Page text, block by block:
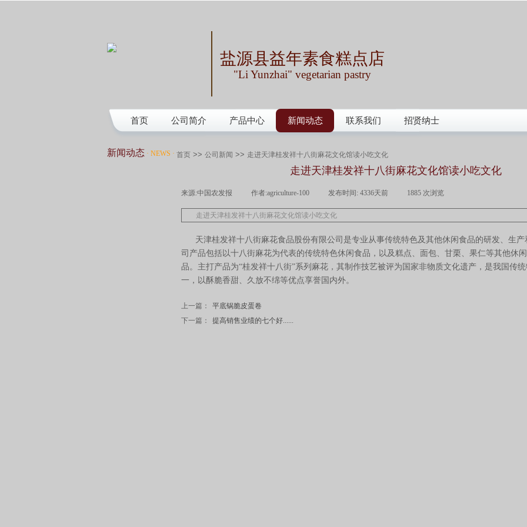
首页 公司简介 产品中心 新闻动态 联系我们 招贤纳士
盐源县益年素食糕点店
"Li Yunzhai" vegetarian pastry
新闻动态 · NEWS · 首页 >> 公司新闻 >> 走进天津桂发祥十八街麻花文化馆读小吃文化
走进天津桂发祥十八街麻花文化馆读小吃文化
来源:中国农发报 作者:agriculture-100 发布时间: 4336天前 1885 次浏览
走进天津桂发祥十八街麻花文化馆读小吃文化
天津桂发祥十八街麻花食品股份有限公司是专业从事传统特色及其他休闲食品的研发、生产
司产品包括以十八街麻花为代表的传统特色休闲食品，以及糕点、面包、甘栗、果仁等其他休
品。主打产品为“桂发祥十八街”系列麻花，其制作技艺被评为国家非物质文化遗产，是我国传
一，以酥脆香甜、久放不绵等优点享誉国内外。
上一篇：
平底锅脆皮蛋卷
下一篇：
提高销售业绩的七个好......